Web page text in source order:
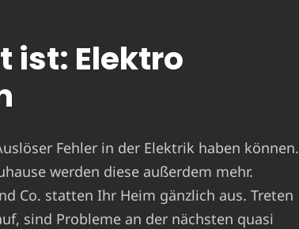
ist: Elektro
Fehler in der Elektrik haben können.
werden diese außerdem mehr.
Co. statten Ihr Heim gänzlich aus. Treten
sind Probleme an der nächsten quasi